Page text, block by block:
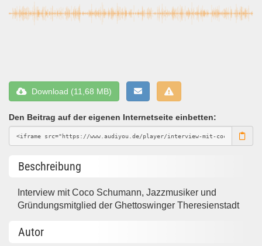
Download (11,68 MB)
Den Beitrag auf der eigenen Internetseite einbetten:
Beschreibung
Interview mit Coco Schumann, Jazzmusiker und
Gründungsmitglied der Ghettoswinger Theresienstadt
Autor